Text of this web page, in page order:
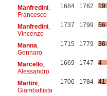
Manfredini,
Francesco
1684 1762 19
Manfredini,
Vincenzo
1737 1799 56
Manna
Gennaro
1715 1779 36
Marcello,
Alessandro
1669 1747 4
Martini,
Giambattista
1706 1784 41